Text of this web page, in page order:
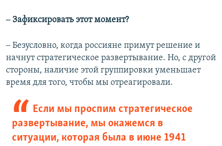
‒ Зафиксировать этот момент?
‒ Безусловно, когда россияне примут решение и
начнут стратегическое развертывание. Но, с другой
стороны, наличие этой группировки уменьшает
время для того, чтобы мы отреагировали.
Если мы проспим стратегическое
развертывание, мы окажемся в
ситуации, которая была в июне 1941